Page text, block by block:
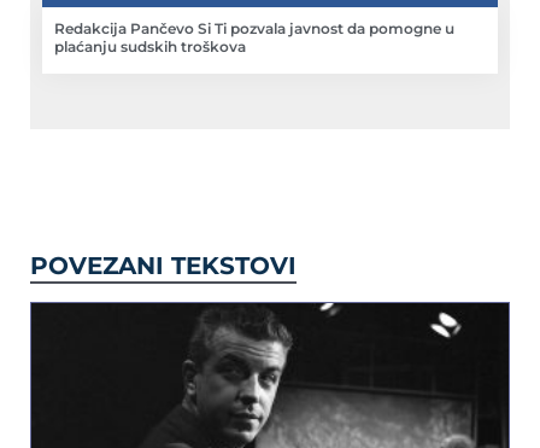
Redakcija Pančevo Si Ti pozvala javnost da pomogne u
plaćanju sudskih troškova
POVEZANI TEKSTOVI